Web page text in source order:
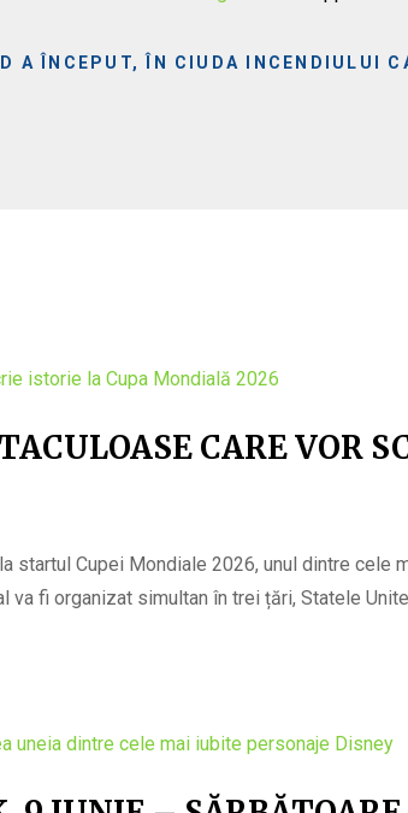
A ÎNCEPUT, ÎN CIUDA INCENDIULUI
CARE VOR
startul Cupei Mondiale 2026, unul dintre
fi organizat simultan în trei țări, Statele Unite